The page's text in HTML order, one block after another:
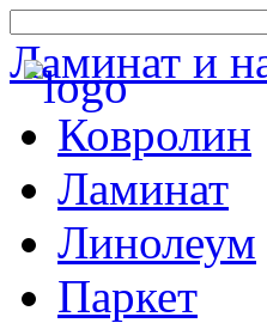
Ламинат и
Ковролин
Ламинат
Линолеум
Паркет